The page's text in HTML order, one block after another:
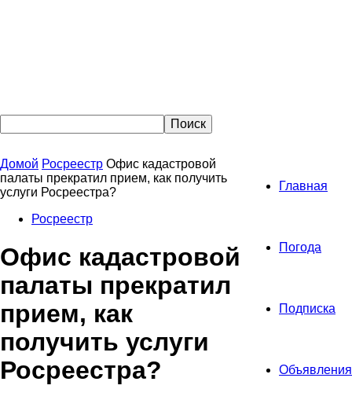
Главная
Погода
Подписка
Объявления
Домой Росреестр Офис кадастровой
палаты прекратил прием, как получить
услуги Росреестра?
Росреестр
Офис кадастровой
палаты прекратил
прием, как
получить услуги
Росреестра?